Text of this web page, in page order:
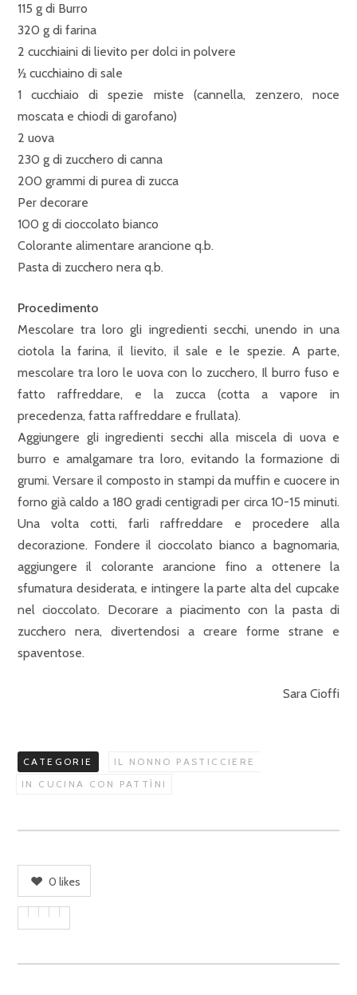
115 g di Burro
320 g di farina
2 cucchiaini di lievito per dolci in polvere
½ cucchiaino di sale
1 cucchiaio di spezie miste (cannella, zenzero, noce
moscata e chiodi di garofano)
2 uova
230 g di zucchero di canna
200 grammi di purea di zucca
Per decorare
100 g di cioccolato bianco
Colorante alimentare arancione q.b.
Pasta di zucchero nera q.b.
Procedimento
Mescolare tra loro gli ingredienti secchi, unendo in una
ciotola la farina, il lievito, il sale e le spezie. A parte,
mescolare tra loro le uova con lo zucchero, Il burro fuso e
fatto raffreddare, e la zucca (cotta a vapore in
precedenza, fatta raffreddare e frullata).
Aggiungere gli ingredienti secchi alla miscela di uova e
burro e amalgamare tra loro, evitando la formazione di
grumi. Versare il composto in stampi da muffin e cuocere in
forno già caldo a 180 gradi centigradi per circa 10-15 minuti.
Una volta cotti, farli raffreddare e procedere alla
decorazione. Fondere il cioccolato bianco a bagnomaria,
aggiungere il colorante arancione fino a ottenere la
sfumatura desiderata, e intingere la parte alta del cupcake
nel cioccolato. Decorare a piacimento con la pasta di
zucchero nera, divertendosi a creare forme strane e
spaventose.
Sara Cioffi
CATEGORIE
IL NONNO PASTICCIERE
IN CUCINA CON PATTÌNI
0 likes